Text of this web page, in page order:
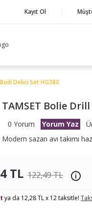
Kayıt Ol
Delici Set HG380
TAMSET Bolie
0 Yorum Yorum Yaz
Modern sazan avı takımı
TL 122,49 TL
ya da 12,28 TL x 12 taksitle!